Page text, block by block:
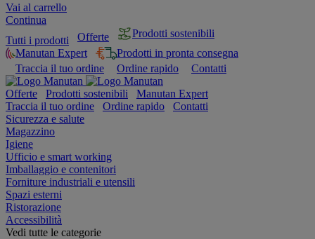
Vai al carrello
Continua
Tutti i prodotti
Offerte
Prodotti sostenibili
Manutan Expert
Prodotti in pronta consegna
Traccia il tuo ordine
Ordine rapido Contatti
Offerte Prodotti sostenibili
Manutan Expert
Traccia il tuo ordine
Ordine rapido
Contatti
Sicurezza e salute
Magazzino
Igiene
Ufficio e smart working
Imballaggio e contenitori
Forniture industriali e utensili
Spazi esterni
Ristorazione
Accessibilità
Vedi tutte le categorie